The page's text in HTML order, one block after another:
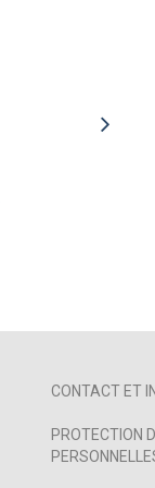
CONTACT ET
PROTECTION